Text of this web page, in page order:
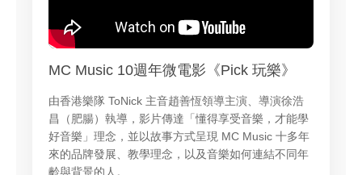
MC Music 10週年微電影《Pick 玩樂》
由香港樂隊 ToNick 主音趙善恆領導主演、導演徐浩
昌（肥腸）執導，影片傳達「懂得享受音樂，才能學
好音樂」理念，並以故事方式呈現 MC Music 十多年
來的品牌發展、教學理念，以及音樂如何連結不同年
齡與背景的人。